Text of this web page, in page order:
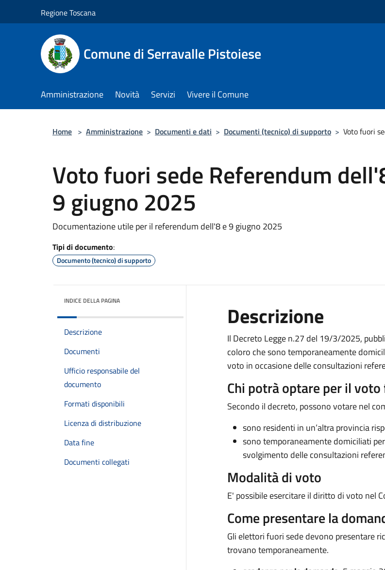
Regione Toscana
Comune di Serravalle Pistoiese
Amministrazione Novità Servizi Vivere il Comune
Home > Amministrazione > Documenti e dati > Documenti (tecnico) di supporto > Voto fuori
Voto fuori sede Referendum
9 giugno 2025
Documentazione utile per il referendum dell'8 e 9 giugno 2025
Tipi di documento:
Documento (tecnico) di supporto
INDICE DELLA PAGINA
Descrizione
Documenti
Ufficio responsabile del
documento
Formati disponibili
Licenza di distribuzione
Data fine
Documenti collegati
Descrizione
Il Decreto Legge n.27 del 19/3/2025,
coloro che sono temporaneamente
voto in occasione delle consultazioni
Chi potrà optare per il
Secondo il decreto, possono votare nel
sono residenti in un’altra provincia
sono temporaneamente domiciliati
svolgimento delle consultazioni
Modalità di voto
E' possibile esercitare il diritto di voto nel
Come presentare la
Gli elettori fuori sede devono presentare
trovano temporaneamente.